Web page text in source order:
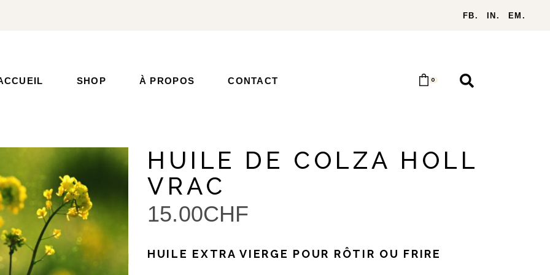
FB. IN. EM.
SHOP À PROPOS CONTACT 0
HUILE DE COLZA HOLL
VRAC
15.00CHF
HUILE EXTRA VIERGE POUR RÔTIR OU FRIRE